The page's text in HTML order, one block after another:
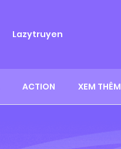
Lazytruyen
ACTION XEM THÊM